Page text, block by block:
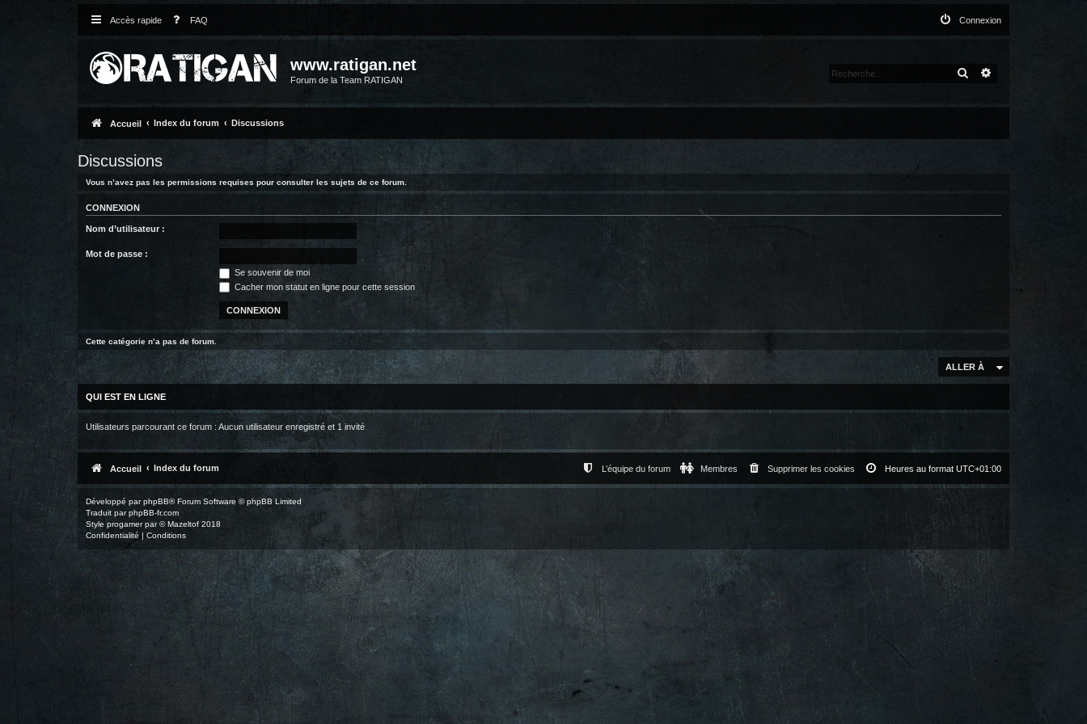
Accès rapide FAQ Connexion
www.ratigan.net
Forum de la Team RATIGAN
RECHERCHER
Accueil Index du forum Discussions
Discussions
Vous n’avez pas les permissions requises pour consulter les sujets de ce forum.
CONNEXION
Nom d’utilisateur :
Mot de passe :
Se souvenir de moi
Cacher mon statut en ligne pour cette session
Cette catégorie n’a pas de forum.
ALLER À
QUI EST EN LIGNE
Utilisateurs parcourant ce forum : Aucun utilisateur enregistré et 1 invité
Accueil Index du forum Heures au format UTC+01:00
Supprimer les cookies
Membres
L’équipe du forum
Développé parphpBB® Forum Software © phpBB Limited
Traduit parphpBB-fr.com
Style progamerpar ©Mazeltof 2018
Confidentialité |Conditions